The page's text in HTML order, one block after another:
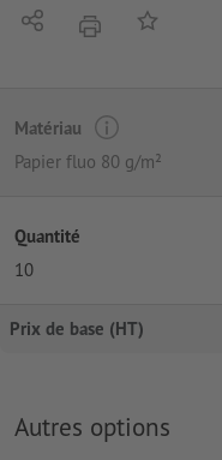
PartagerimprimerAjouter à
Matériau
Papier fluo 80 g/m²
Quantité
10
Prix de base (HT)
Autres options